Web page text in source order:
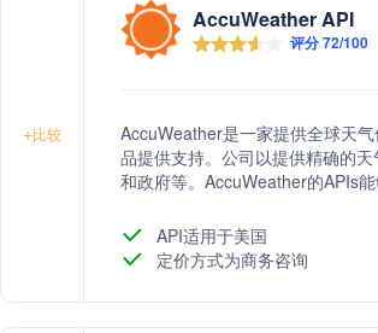
+比较
AccuWeather API
评分 72/100
AccuWeather是一家提供全球天
品提供支持。公司以提供精确的
和政府等。AccuWeather的APIs
API适用于美国
定价方式为商务咨询